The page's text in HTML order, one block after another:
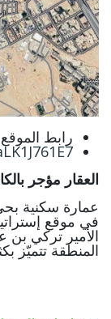
رابط الموقع
العقار مؤجر بالكامـل
عمارة سكنية
في موقع
الأمير تركي بن
المنطقة تتميّز